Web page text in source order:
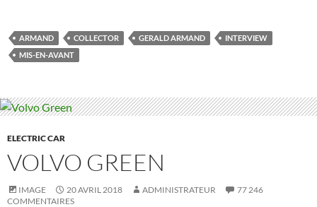
ARMAND COLLECTOR GERALD ARMAND
INTERVIEW
MIS-EN-AVANT
ELECTRIC CAR
VOLVO GREEN
IMAGE 20 AVRIL 2018 ADMINISTRATEUR
77 246
COMMENTAIRES